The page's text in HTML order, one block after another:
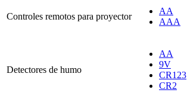
Controles remotos para proyector
AA
AAA
Detectores de humo
AA
9V
CR123
CR2